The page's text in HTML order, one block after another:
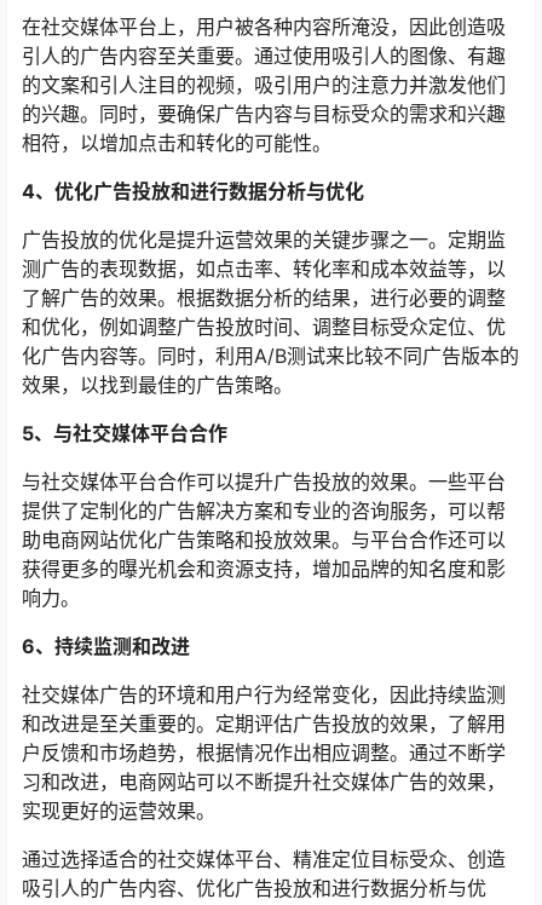
在社交媒体平台上，用户被各种内容所淹没，因此创造吸
引人的广告内容至关重要。通过使用吸引人的图像、有趣
的文案和引人注目的视频，吸引用户的注意力并激发他们
的兴趣。同时，要确保广告内容与目标受众的需求和兴趣
相符，以增加点击和转化的可能性。
4、优化广告投放和进行数据分析与优化
广告投放的优化是提升运营效果的关键步骤之一。定期监
测广告的表现数据，如点击率、转化率和成本效益等，以
了解广告的效果。根据数据分析的结果，进行必要的调整
和优化，例如调整广告投放时间、调整目标受众定位、优
化广告内容等。同时，利用A/B测试来比较不同广告版本的
效果，以找到最佳的广告策略。
5、与社交媒体平台合作
与社交媒体平台合作可以提升广告投放的效果。一些平台
提供了定制化的广告解决方案和专业的咨询服务，可以帮
助电商网站优化广告策略和投放效果。与平台合作还可以
获得更多的曝光机会和资源支持，增加品牌的知名度和影
响力。
6、持续监测和改进
社交媒体广告的环境和用户行为经常变化，因此持续监测
和改进是至关重要的。定期评估广告投放的效果，了解用
户反馈和市场趋势，根据情况作出相应调整。通过不断学
习和改进，电商网站可以不断提升社交媒体广告的效果，
实现更好的运营效果。
通过选择适合的社交媒体平台、精准定位目标受众、创造
吸引人的广告内容、优化广告投放和进行数据分析与优